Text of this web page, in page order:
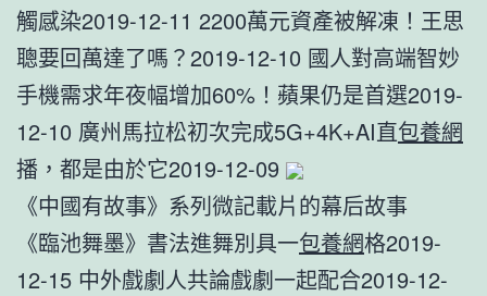
觸感染2019-12-11 2200萬元資產被解凍！王思
聰要回萬達了嗎？2019-12-10 國人對高端智妙
手機需求年夜幅增加60%！蘋果仍是首選2019-
12-10 廣州馬拉松初次完成5G+4K+AI直包養網
播，都是由於它2019-12-09
《中國有故事》系列微記載片的幕后故事
《臨池舞墨》書法進舞別具一包養網格2019-
12-15 中外戲劇人共論戲劇一起配合2019-12-